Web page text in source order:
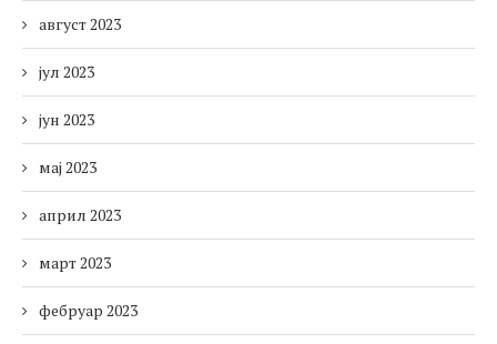
август 2023
јул 2023
јун 2023
мај 2023
април 2023
март 2023
фебруар 2023